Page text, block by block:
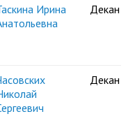
Ирина
Декан
Декан